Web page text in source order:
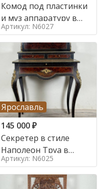
Комод под пластинки
и муз аппаратуру в
стиле шинуазри,
Артикул: N6027
Ярославль
145 000₽
Секретер в стиле
Наполеон Труа в
стиле 19 век
Артикул: N6025